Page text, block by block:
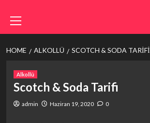
Menu
HOME ALKOLLÜ SCOTCH & SODA TARIFI
Alkollü
Scotch & Soda Tarifi
admin Haziran 19, 2020 0